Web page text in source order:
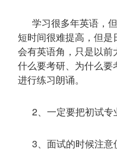
学习很多年英语，
短时间很难提高，但
会有英语角，只是以
什么要考研、为什么
进行练习朗诵。
2、一定要把初试
3、面试的时候注意